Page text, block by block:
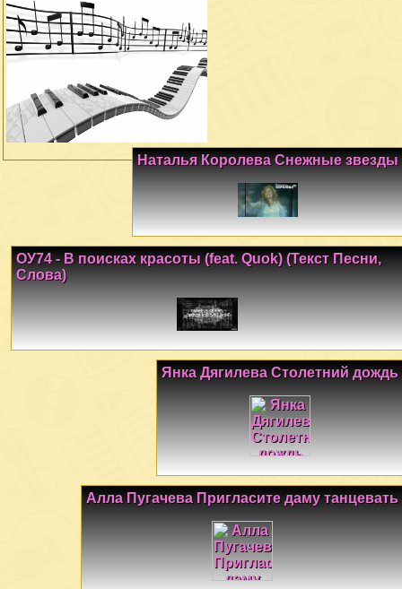
Наталья Королева Снежные звезды
ОУ74 - В поисках красоты (feat. Quok) (Текст Песни,
Слова)
Янка Дягилева Столетний дождь
Алла Пугачева Пригласите даму танцевать